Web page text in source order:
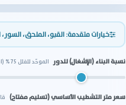
خيارات متقدمة: القبو، الملحق، السور،
نسبة البناء (الإشغال) للدور الموحّد للفلل 75% (اشتراطات 2024)
سعر متر التشطيب الأساسي (تسليم مفتاح)